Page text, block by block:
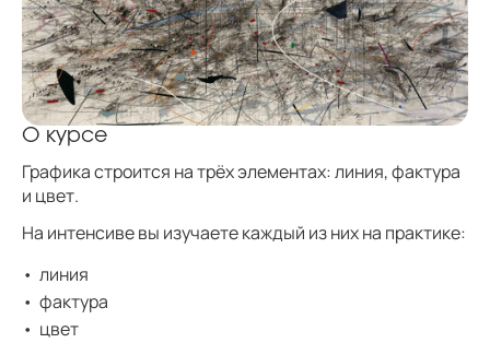
О курсе
Графика строится на трёх элементах: линия, фактура
и цвет.
На интенсиве вы изучаете каждый из них на практике:
линия
фактура
цвет